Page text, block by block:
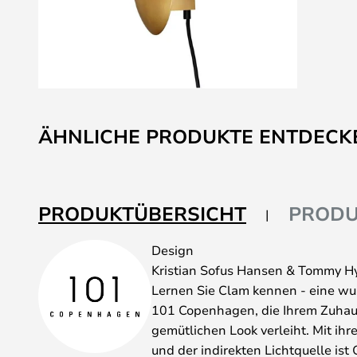
Anfang
der
ÄHNLICHE PRODUKTE
PRODUKTÜBERSICHT
Design
Kristian Sofus Hansen & Tommy
Lernen Sie Clam kennen - eine
101 Copenhagen, die Ihrem
gemütlichen Look verleiht. Mit
und der indirekten Lichtquelle ist